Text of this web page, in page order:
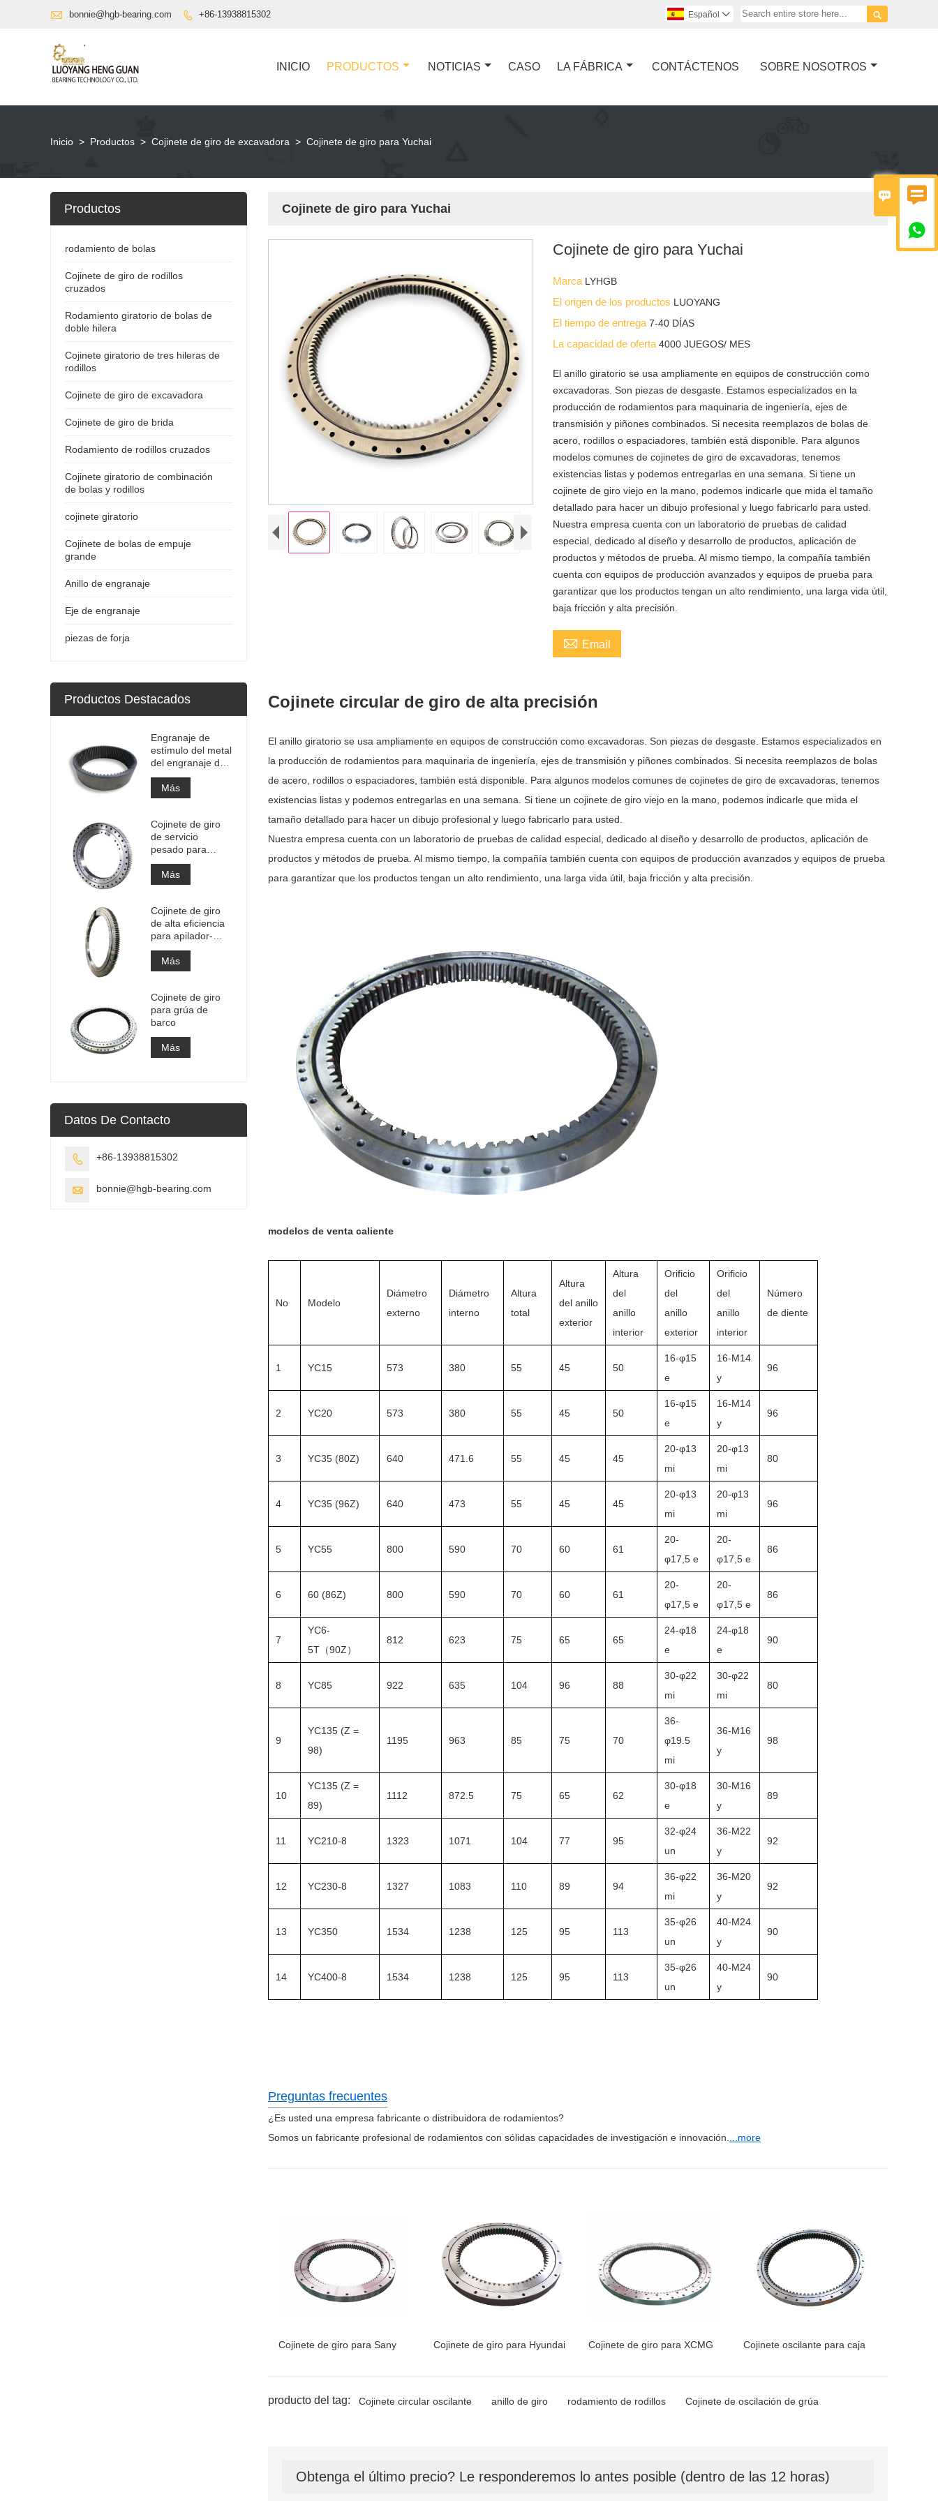
 

 bonnie@hgb-bearing.com  +86-13938815302 
Español 
INICIO PRODUCTOS NOTICIAS CASO LA FÁBRICA CONTÁCTENOS SOBRE NOSOTROS
Inicio > Productos > Cojinete de giro de excavadora > Cojinete de giro para Yuchai
Cojinete de giro para Yuchai
Cojinete de giro para Yuchai
Marca LYHGB
El origen de los productos LUOYANG
El tiempo de entrega7-40 DÍAS
La capacidad de oferta4000 JUEGOS/ MES
El anillo giratorio se usa ampliamente en equipos de construcción como
excavadoras. Son piezas de desgaste. Estamos especializados en la
producción de rodamientos para maquinaria de ingeniería, ejes de
transmisión y piñones combinados. Si necesita reemplazos de bolas de
acero, rodillos o espaciadores, también está disponible. Para algunos
modelos comunes de cojinetes de giro de excavadoras, tenemos
existencias listas y podemos entregarlas en una semana. Si tiene un
cojinete de giro viejo en la mano, podemos indicarle que mida el tamaño
detallado para hacer un dibujo profesional y luego fabricarlo para usted.
Nuestra empresa cuenta con un laboratorio de pruebas de calidad
especial, dedicado al diseño y desarrollo de productos, aplicación de
productos y métodos de prueba. Al mismo tiempo, la compañía también
cuenta con equipos de producción avanzados y equipos de prueba para
garantizar que los productos tengan un alto rendimiento, una larga vida útil,
baja fricción y alta precisión.
 Email
Cojinete circular de giro de alta precisión
El anillo giratorio se usa ampliamente en equipos de construcción como excavadoras. Son piezas de desgaste. Estamos especializados en
la producción de rodamientos para maquinaria de ingeniería, ejes de transmisión y piñones combinados. Si necesita reemplazos de bolas
de acero, rodillos o espaciadores, también está disponible. Para algunos modelos comunes de cojinetes de giro de excavadoras, tenemos
existencias listas y podemos entregarlas en una semana. Si tiene un cojinete de giro viejo en la mano, podemos indicarle que mida el
tamaño detallado para hacer un dibujo profesional y luego fabricarlo para usted.
Nuestra empresa cuenta con un laboratorio de pruebas de calidad especial, dedicado al diseño y desarrollo de productos, aplicación de
productos y métodos de prueba. Al mismo tiempo, la compañía también cuenta con equipos de producción avanzados y equipos de prueba
para garantizar que los productos tengan un alto rendimiento, una larga vida útil, baja fricción y alta precisión.
modelos de venta caliente
No Modelo
Diámetro
externo
Diámetro
interno
Altura
total
Altura
del anillo
exterior
Altura
del
anillo
interior
Orificio
del
anillo
exterior
Orificio
del
anillo
interior
Número
de diente
1 YC15 573 380 55 45 50
16-φ15
e
16-M14
y
96
2 YC20 573 380 55 45 50
16-φ15
e
16-M14
y
96
3 YC35 (80Z) 640 471.6 55 45 45
20-φ13
mi
20-φ13
mi
80
4 YC35 (96Z) 640 473 55 45 45
20-φ13
mi
20-φ13
mi
96
5 YC55 800 590 70 60 61
20-
φ17,5 e
20-
φ17,5 e
86
6 60 (86Z) 800 590 70 60 61
20-
φ17,5 e
20-
φ17,5 e
86
7
YC6-
5T（90Z）
812 623 75 65 65
24-φ18
e
24-φ18
e
90
8 YC85 922 635 104 96 88
30-φ22
mi
30-φ22
mi
80
9
YC135 (Z =
98)
1195 963 85 75 70
36-
φ19.5
mi
36-M16
y
98
10
YC135 (Z =
89)
1112 872.5 75 65 62
30-φ18
e
30-M16
y
89
11 YC210-8 1323 1071 104 77 95
32-φ24
un
36-M22
y
92
12 YC230-8 1327 1083 110 89 94
36-φ22
mi
36-M20
y
92
13 YC350 1534 1238 125 95 113
35-φ26
un
40-M24
y
90
14 YC400-8 1534 1238 125 95 113
35-φ26
un
40-M24
y
90
Preguntas frecuentes
¿Es usted una empresa fabricante o distribuidora de rodamientos?
Somos un fabricante profesional de rodamientos con sólidas capacidades de investigación e innovación.
...more
Cojinete de giro para Sany Cojinete de giro para Hyundai Cojinete de giro para XCMG Cojinete oscilante para caja
producto del tag: Cojinete circular oscilante anillo de giro rodamiento de rodillos Cojinete de oscilación de grúa
Obtenga el último precio? Le responderemos lo antes posible (dentro de las 12 horas)
Productos
rodamiento de bolas
Cojinete de giro de rodillos
cruzados
Rodamiento giratorio de bolas de
doble hilera
Cojinete giratorio de tres hileras de
rodillos
Cojinete de giro de excavadora
Cojinete de giro de brida
Rodamiento de rodillos cruzados
Cojinete giratorio de combinación
de bolas y rodillos
cojinete giratorio
Cojinete de bolas de empuje
grande
Anillo de engranaje
Eje de engranaje
piezas de forja
Productos Destacados
Engranaje de
estímulo del metal
del engranaje de
la circunferencia
del engranaje
anular interno
precisión con el
tratamiento de
nitruración
Más
Cojinete de giro
de servicio
pesado para
equipos de grúas
portuarias
Más
Cojinete de giro
de alta eficiencia
para apilador-
recuperador
Más
Cojinete de giro
para grúa de
barco
Más
Datos De Contacto
 +86-13938815302
 bonnie@hgb-bearing.com